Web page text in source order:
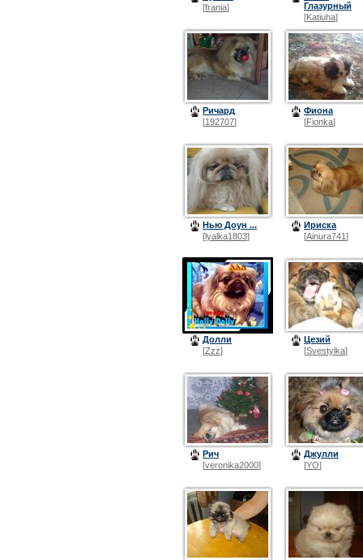
[frania]
Глазурный
[Katiuha]
Ричард
[192707]
Фиона
[Fionka]
Нью Доун ...
[lyalka1803]
Ириска
[Ainura741]
Долли
[Zzz]
Цезий
[Svestylka]
Рич
[veronika2000]
Джулли
[YO]